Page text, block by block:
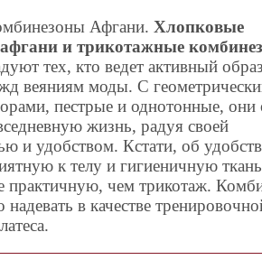
Афгани.Хлопковые
и трикотажные
тех, кто ведет активный
веяниям моды. С
пестрые и однотонные, они
жизнь, радуя своей
и удобством. Кстати, об
к телу и гигиеничную
практичную, чем трикотаж.
в качестве